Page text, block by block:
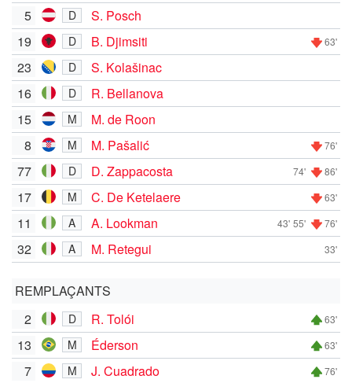
5 D
S. Posch
19
D B. Djimsiti 63'
23 D
S. Kolašinac
16
D
R. Bellanova
15
M
M. de Roon
8
M M. Pašalić 76'
77 D D. Zappacosta 74' 86'
17 M C. De Ketelaere 63'
11 A A. Lookman 43' 55' 76'
32 A M. Retegui 33'
REMPLAÇANTS
2
D R. Tolói 63'
13 M Éderson 63'
7 M J. Cuadrado 76'